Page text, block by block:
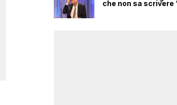
che non sa scrivere